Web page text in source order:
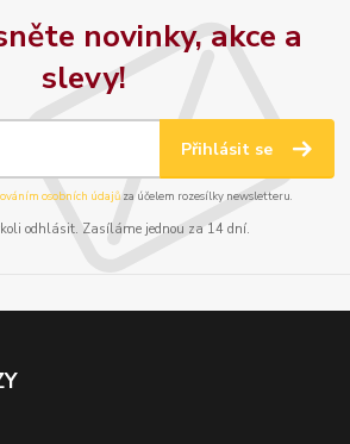
novinky, akce a
slevy!
Přihlásit se
osobních údajůza účelem rozesílky newsletteru.
odhlásit. Zasíláme jednou za 14 dní.